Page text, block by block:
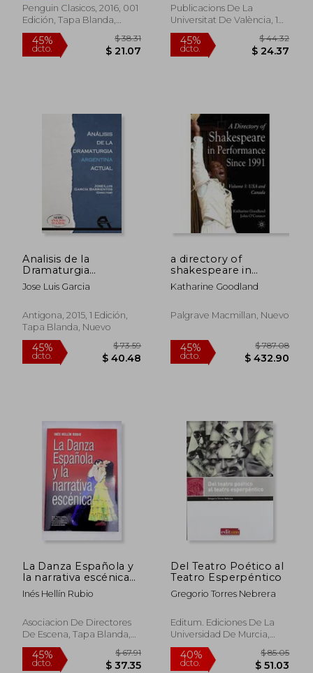
$ 30.58 dcto.
Penguin Clasicos, 2016, 001
Edición, Tapa Blanda,
Nuevo
45%
dcto.
Publicacions De La
Universitat De València, 1
Edición, Tapa Blanda,
Nuevo
45%
dcto.
Analisis de la
Dramaturgia
Argentina Actual
Jose Luis Garcia
Antigona, 2015, 1 Edición,
Tapa Blanda, Nuevo
a directory of
shakespeare in
performance since
1990,usa and canada
Katharine Goodland
Palgrave Macmillan, Nuevo
La Danza Española y
la narrativa escénica
(Serie Teoría y
Práctica del Teatro)
Inés Hellín Rubio
Asociacion De Directores
De Escena, Tapa Blanda,
Usado
Del Teatro Poético al
Teatro Esperpéntico
Gregorio Torres Nebrera
Editum. Ediciones De La
Universidad De Murcia,
2012, 1ª Edición, Tapa
Blanda, Nuevo